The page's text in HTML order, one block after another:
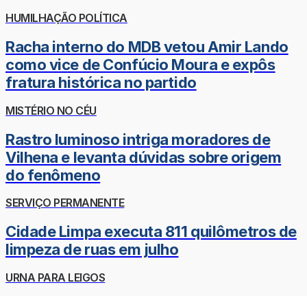
HUMILHAÇÃO POLÍTICA
Racha interno do MDB vetou Amir Lando
como vice de Confúcio Moura e expôs
fratura histórica no partido
MISTÉRIO NO CÉU
Rastro luminoso intriga moradores de
Vilhena e levanta dúvidas sobre origem
do fenômeno
SERVIÇO PERMANENTE
Cidade Limpa executa 811 quilômetros de
limpeza de ruas em julho
URNA PARA LEIGOS